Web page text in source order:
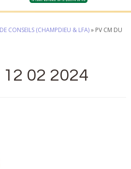
CONSEILS (CHAMPDIEU & LFA)» PV CM DU
12 02 2024